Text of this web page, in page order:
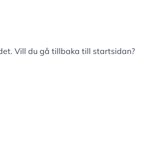
Vill du gå tillbaka till startsidan?